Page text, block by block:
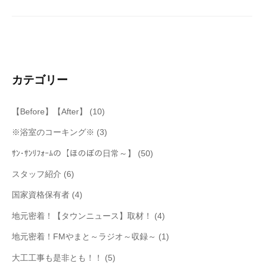
カテゴリー
【Before】【After】 (10)
※浴室のコーキング※ (3)
ｻﾝ･ｻﾝﾘﾌｫｰﾑの【ほのぼの日常～】 (50)
スタッフ紹介 (6)
国家資格保有者 (4)
地元密着！【タウンニュース】取材！ (4)
地元密着！FMやまと～ラジオ～収録～ (1)
大工工事も是非とも！！ (5)